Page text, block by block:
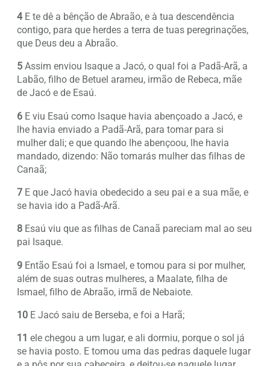
4E te dê a bênção de Abraão, e à tua descendência
contigo, para que herdes a terra de tuas peregrinações,
que Deus deu a Abraão.
5 Assim enviou Isaque a Jacó, o qual foi a Padã-Arã, a
Labão, filho de Betuel arameu, irmão de Rebeca, mãe
de Jacó e de Esaú.
6 E viu Esaú como Isaque havia abençoado a Jacó, e
lhe havia enviado a Padã-Arã, para tomar para si
mulher dali; e que quando lhe abençoou, lhe havia
mandado, dizendo: Não tomarás mulher das filhas de
Canaã;
7 E que Jacó havia obedecido a seu pai e a sua mãe, e
se havia ido a Padã-Arã.
8 Esaú viu que as filhas de Canaã pareciam mal ao seu
pai Isaque.
9 Então Esaú foi a Ismael, e tomou para si por mulher,
além de suas outras mulheres, a Maalate, filha de
Ismael, filho de Abraão, irmã de Nebaiote.
10 E Jacó saiu de Berseba, e foi a Harã;
11 ele chegou a um lugar, e ali dormiu, porque o sol já
se havia posto. E tomou uma das pedras daquele lugar